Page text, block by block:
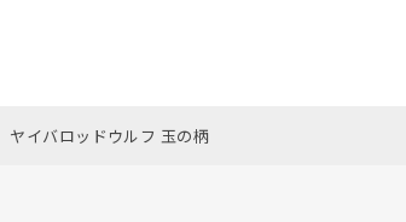
ヤイバロッドウルフ 玉の柄